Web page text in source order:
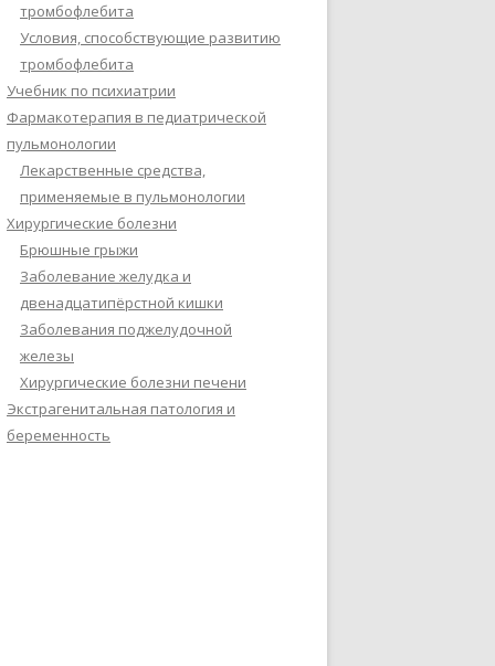
тромбофлебита
Условия, способствующие развитию
тромбофлебита
Учебник по психиатрии
Фармакотерапия в педиатрической
пульмонологии
Лекарственные средства,
применяемые в пульмонологии
Хирургические болезни
Брюшные грыжи
Заболевание желудка и
двенадцатипёрстной кишки
Заболевания поджелудочной
железы
Хирургические болезни печени
Экстрагенитальная патология и
беременность